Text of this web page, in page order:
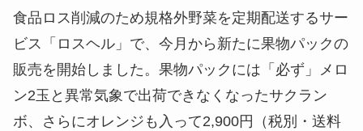
食品ロス削減のため規格外野菜を定期配送するサー
ビス「ロスヘル」で、今月から新たに果物パックの
販売を開始しました。果物パックには「必ず」メロ
ン2玉と異常気象で出荷できなくなったサクラン
ボ、さらにオレンジも入って2,900円（税別・送料